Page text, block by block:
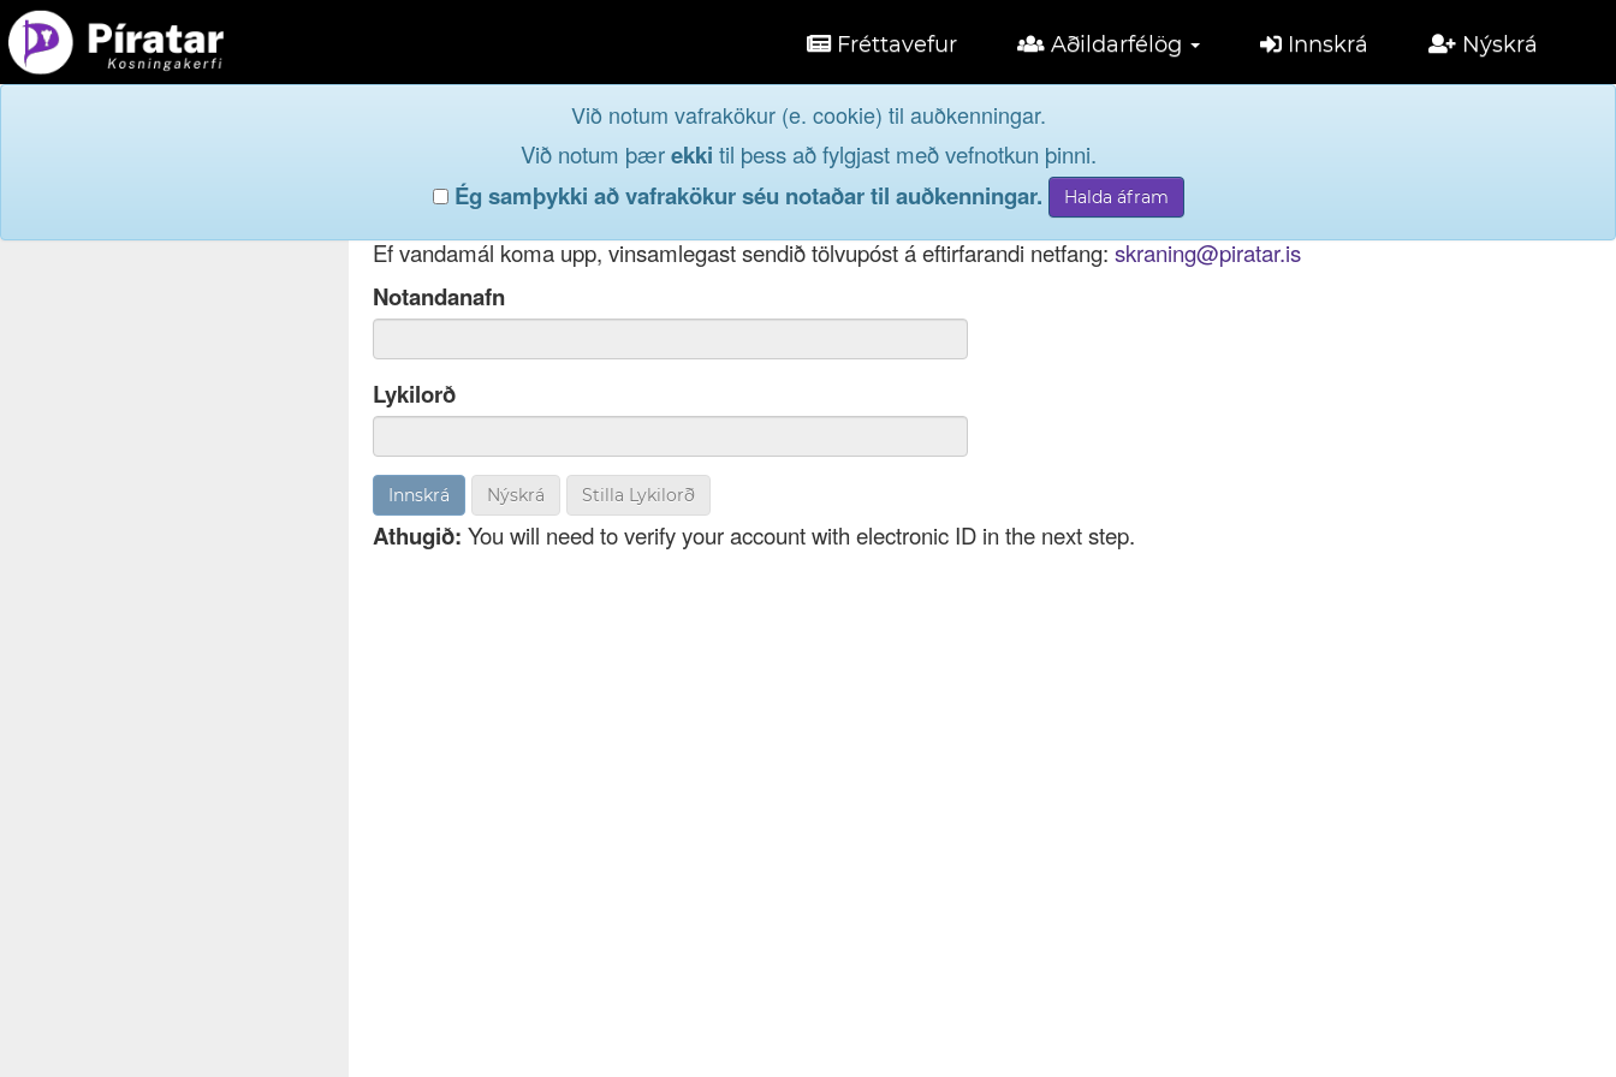
Fréttavefur Aðildarfélög Innskrá Nýskrá
Við notum vafrakökur (e. cookie) til auðkenningar.
Við notum þærekki til þess að fylgjast með vefnotkun þinni.
Ég samþykki að vafrakökur séu notaðar til auðkenningar.
Innskráog taktu þátt í lýðræðinu...
Ef þú hefur gleymt notendanafni þínu, þá má einnig nota netfang eða kennitölu til innskráningar.
Ef vandamál koma upp, vinsamlegast sendið tölvupóst á eftirfarandi netfang: skraning@piratar.is
Notandanafn
Lykilorð
Nýskrá Stilla Lykilorð
Athugið: You will need to verify your account with electronic ID in the next step.